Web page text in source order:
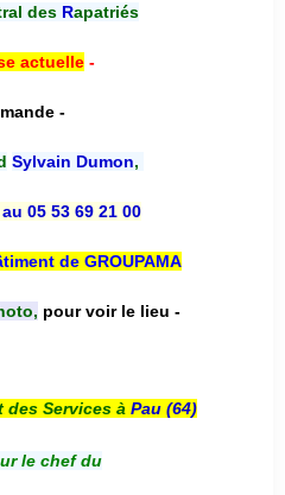
desRapatriés
actuelle-
-
Sylvain Dumon,
au 05 53 69 21 00
de GROUPAMA
pour voir le lieu -
des Services à Pau (64)
le chef du